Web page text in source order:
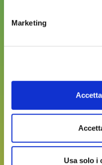
Marketing
Usa solo i
Invia link